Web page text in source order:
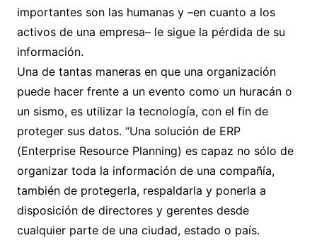
importantes son las humanas y –en cuanto a los
activos de una empresa– le sigue la pérdida de su
información.
Una de tantas maneras en que una organización
puede hacer frente a un evento como un huracán o
un sismo, es utilizar la tecnología, con el fin de
proteger sus datos. “Una solución de ERP
(Enterprise Resource Planning) es capaz no sólo de
organizar toda la información de una compañía,
también de protegerla, respaldarla y ponerla a
disposición de directores y gerentes desde
cualquier parte de una ciudad, estado o país.